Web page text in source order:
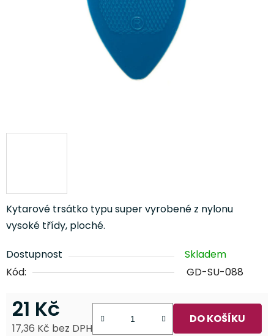
Kytarové trsátko typu super vyrobené z nylonu
vysoké třídy, ploché.
Dostupnost
Skladem
Kód:
GD-SU-088
21 Kč
17,36 Kč bez DPH
DO KOŠÍKU